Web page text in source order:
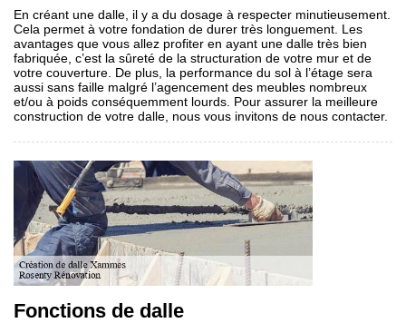
En créant une dalle, il y a du dosage à respecter minutieusement.
Cela permet à votre fondation de durer très longuement. Les
avantages que vous allez profiter en ayant une dalle très bien
fabriquée, c’est la sûreté de la structuration de votre mur et de
votre couverture. De plus, la performance du sol à l’étage sera
aussi sans faille malgré l’agencement des meubles nombreux
et/ou à poids conséquemment lourds. Pour assurer la meilleure
construction de votre dalle, nous vous invitons de nous contacter.
Fonctions de dalle